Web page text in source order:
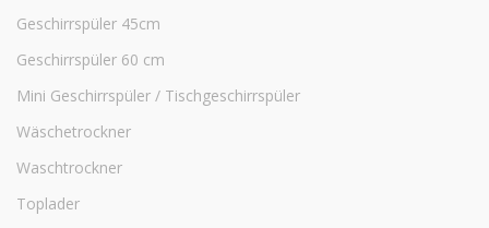
Geschirrspüler 45cm
Geschirrspüler 60 cm
Mini Geschirrspüler / Tischgeschirrspüler
Wäschetrockner
Waschtrockner
Toplader